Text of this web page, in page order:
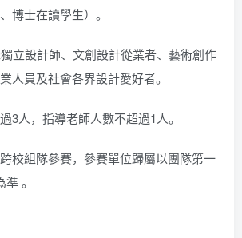
博士在讀學生）。
立設計師、文創設計從業者、藝術創作
人員及社會各界設計愛好者。
3人，指導老師人數不超過1人。
校組隊參賽，參賽單位歸屬以團隊第一
。